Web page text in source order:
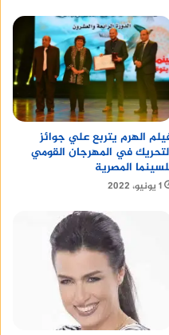
الهرم يتربع علي جوائز
في المهرجان القومي
المصرية
1 يونيو، 2022